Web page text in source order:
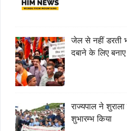
जेल से नहीं डरती
दबाने के लिए
राज्यपाल ने
शुभारम्भ किया